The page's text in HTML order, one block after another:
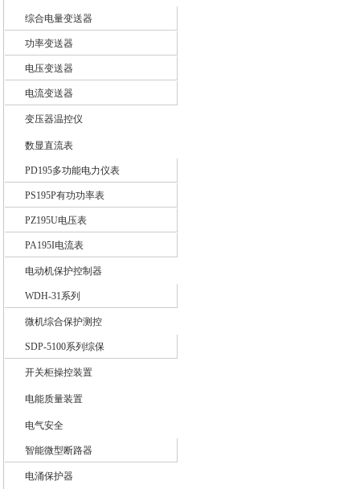
综合电量变送器
功率变送器
电压变送器
电流变送器
变压器温控仪
数显直流表
PD195多功能电力仪表
PS195P有功功率表
PZ195U电压表
PA195I电流表
电动机保护控制器
WDH-31系列
微机综合保护测控
SDP-5100系列综保
开关柜操控装置
电能质量装置
电气安全
智能微型断路器
电涌保护器